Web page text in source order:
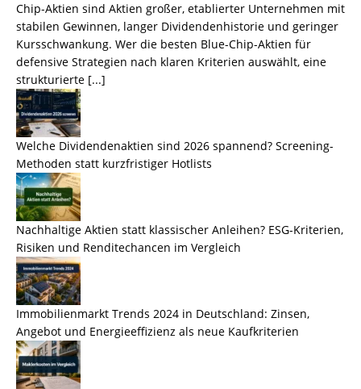
Chip-Aktien sind Aktien großer, etablierter Unternehmen mit
stabilen Gewinnen, langer Dividendenhistorie und geringer
Kursschwankung. Wer die besten Blue-Chip-Aktien für
defensive Strategien nach klaren Kriterien auswählt, eine
strukturierte [...]
Welche Dividendenaktien sind 2026 spannend? Screening-
Methoden statt kurzfristiger Hotlists
Nachhaltige Aktien statt klassischer Anleihen? ESG-Kriterien,
Risiken und Renditechancen im Vergleich
Immobilienmarkt Trends 2024 in Deutschland: Zinsen,
Angebot und Energieeffizienz als neue Kaufkriterien